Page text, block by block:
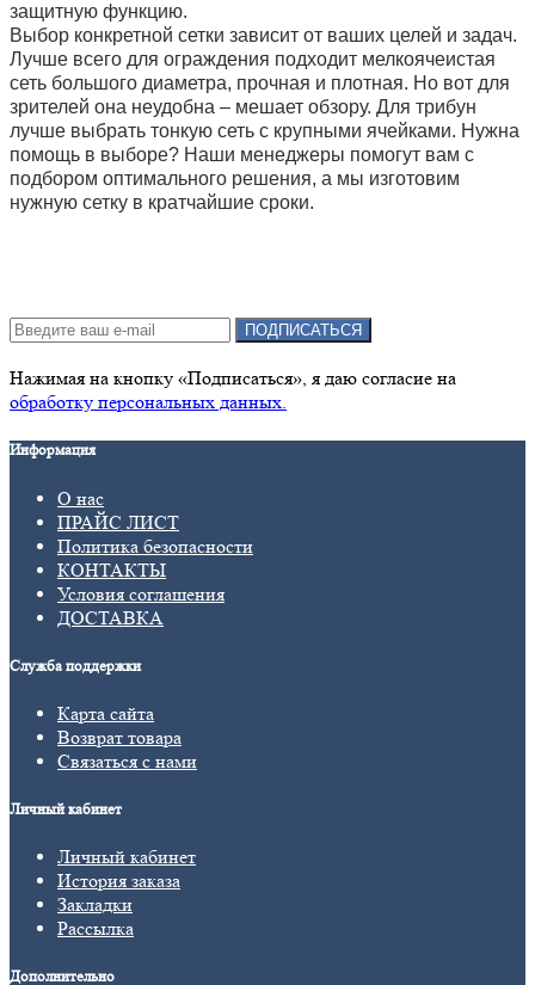
защитную функцию.
Выбор конкретной сетки зависит от ваших целей и задач.
Лучше всего для ограждения подходит мелкоячеистая
сеть большого диаметра, прочная и плотная. Но вот для
зрителей она неудобна – мешает обзору. Для трибун
лучше выбрать тонкую сеть с крупными ячейками. Нужна
помощь в выборе? Наши менеджеры помогут вам с
подбором оптимального решения, а мы изготовим
нужную сетку в кратчайшие сроки.
ПОДПИСАТЬСЯ
Нажимая на кнопку «Подписаться», я даю cогласие на
обработку персональных данных.
Информация
О нас
ПРАЙС ЛИСТ
Политика безопасности
КОНТАКТЫ
Условия соглашения
ДОСТАВКА
Служба поддержки
Карта сайта
Возврат товара
Связаться с нами
Личный кабинет
Личный кабинет
История заказа
Закладки
Рассылка
Дополнительно